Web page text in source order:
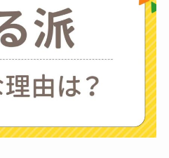
ない？三輪車とどっ
ちがいい？買った人
に後悔
を聞いてみた
布団クリーナーはい
った？代用は布団乾